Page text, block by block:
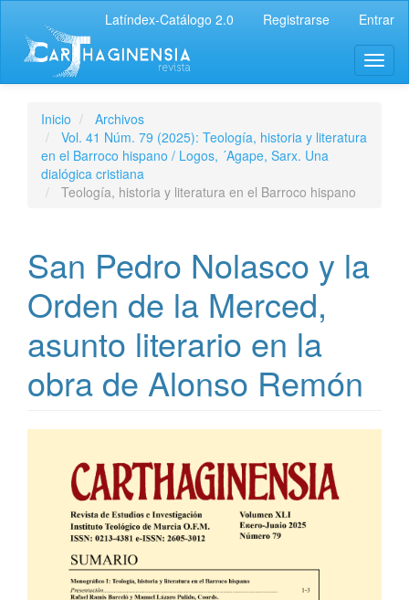
Latíndex-Catálogo 2.0 Registrarse Entrar
Inicio
Archivos
Vol. 41 Núm. 79 (2025): Teología, historia y literatura
en el Barroco hispano / Logos, ´Agape, Sarx. Una
dialógica cristiana
Teología, historia y literatura en el Barroco hispano
San Pedro Nolasco y la
Orden de la Merced,
asunto literario en la
obra de Alonso Remón